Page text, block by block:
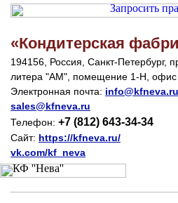
«Кондитерская
194156, Россия, Санкт-Петербург,
литера "АМ", помещение 1-Н, офис
Электронная почта: info@kfneva.ru
sales@kfneva.ru
Телефон: +7 (812) 643-34-34
Сайт: https://kfneva.ru/
vk.com/kf_neva